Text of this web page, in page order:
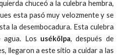
chuceó a la culebra hembra,
esta pasó muy velozmente y se
la desembocadura. Esta culebra
Los usékölpa, después de
llegaron a este sitio a cuidar a las